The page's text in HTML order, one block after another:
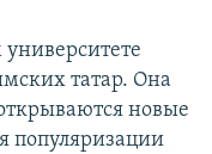
татар. Она
новые
популяризации